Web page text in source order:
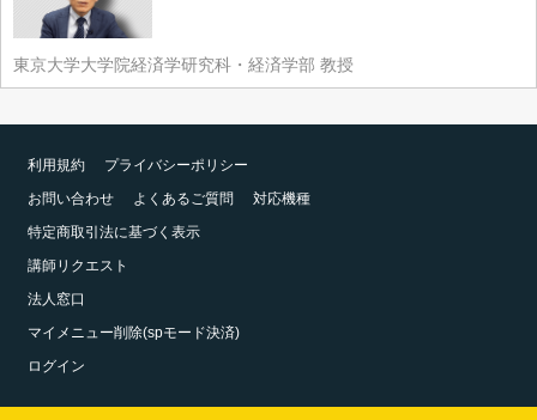
東京大学大学院経済学研究科・経済学部 教授
利用規約
プライバシーポリシー
お問い合わせ
よくあるご質問
対応機種
特定商取引法に基づく表示
講師リクエスト
法人窓口
マイメニュー削除(spモード決済)
ログイン